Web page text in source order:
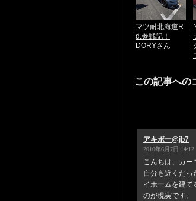
マツ耐北海道R
d.参戦記！
DORYさん
この記事への
アキボー@jb7
2010年6月7日 14:12
こんちは、カー
自分も近くだ
イホームを建て
のが現実です。